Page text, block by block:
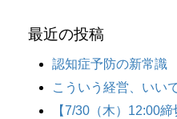
最近の投稿
認知症予防の新常識
こういう経営、いい
【7/30（木）12:00